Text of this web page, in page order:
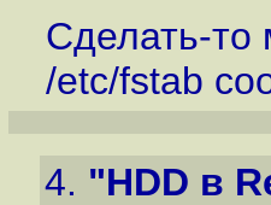
Сделать-то
/etc/fstab
4. "HDD в